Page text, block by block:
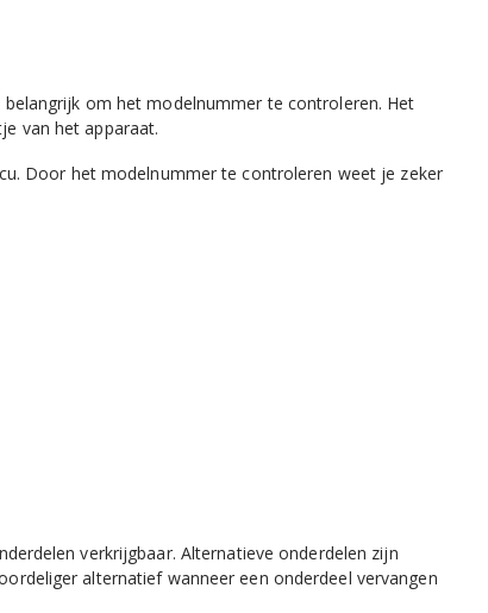
om het modelnummer te controleren. Het
van het apparaat.
Door het modelnummer te controleren weet je zeker
verkrijgbaar. Alternatieve onderdelen zijn
alternatief wanneer een onderdeel vervangen